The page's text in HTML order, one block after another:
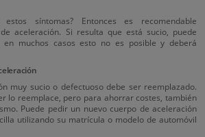
estos síntomas? Entonces es recomendable
aceleración. Si resulta que está sucio, puede
en muchos casos esto no es posible y deberá
muy sucio o defectuoso debe ser reemplazado.
lo reemplace, pero para ahorrar costes, también
Puede pedir un nuevo cuerpo de aceleración
utilizando su matrícula o modelo de automóvil